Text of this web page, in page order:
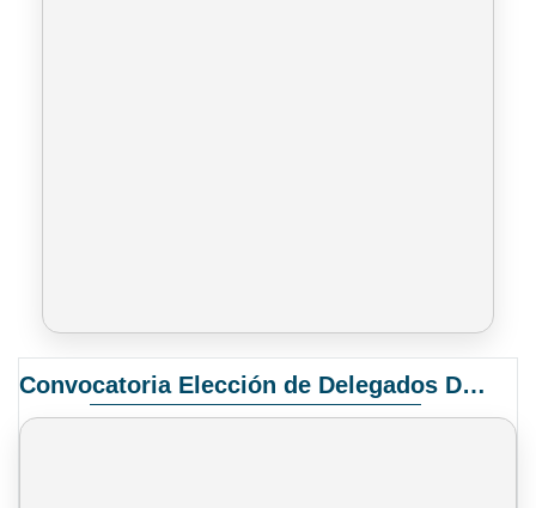
Convocatoria Elección de Delegados Docentes para el XIV Congreso Nacional de Universidades